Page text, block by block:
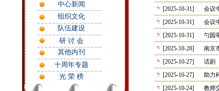
[2025-10-31]
会议
[2025-10-31]
会议
[2025-10-31]
勺园
[2025-10-28]
南京
[2025-10-27]
话剧
[2025-10-27]
助力
[2025-10-24]
教师
中心新闻
组织文化
队伍建设
研 讨 会
其他内刊
十周年专题
光 荣 榜